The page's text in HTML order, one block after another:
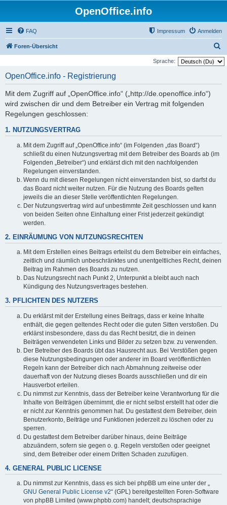
OpenOffice.info
FAQ Anmelden
Impressum
Foren-Übersicht
u
Sprache:
OpenOffice.info - Registrierung
Mit dem Zugriff auf „OpenOffice.info“ („http://de.openoffice.info“)
wird zwischen dir und dem Betreiber ein Vertrag mit folgenden
Regelungen geschlossen:
1. NUTZUNGSVERTRAG
Mit dem Zugriff auf „OpenOffice.info“ (im Folgenden „das Board“)
schließt du einen Nutzungsvertrag mit dem Betreiber des Boards ab (im
Folgenden „Betreiber“) und erklärst dich mit den nachfolgenden
Regelungen einverstanden.
Wenn du mit diesen Regelungen nicht einverstanden bist, so darfst du
das Board nicht weiter nutzen. Für die Nutzung des Boards gelten
jeweils die an dieser Stelle veröffentlichten Regelungen.
Der Nutzungsvertrag wird auf unbestimmte Zeit geschlossen und kann
von beiden Seiten ohne Einhaltung einer Frist jederzeit gekündigt
werden.
2. EINRÄUMUNG VON NUTZUNGSRECHTEN
Mit dem Erstellen eines Beitrags erteilst du dem Betreiber ein einfaches,
zeitlich und räumlich unbeschränktes und unentgeltliches Recht, deinen
Beitrag im Rahmen des Boards zu nutzen.
Das Nutzungsrecht nach Punkt 2, Unterpunkt a bleibt auch nach
Kündigung des Nutzungsvertrages bestehen.
3. PFLICHTEN DES NUTZERS
Du erklärst mit der Erstellung eines Beitrags, dass er keine Inhalte
enthält, die gegen geltendes Recht oder die guten Sitten verstoßen. Du
erklärst insbesondere, dass du das Recht besitzt, die in deinen
Beiträgen verwendeten Links und Bilder zu setzen bzw. zu verwenden.
Der Betreiber des Boards übt das Hausrecht aus. Bei Verstößen gegen
diese Nutzungsbedingungen oder anderer im Board veröffentlichten
Regeln kann der Betreiber dich nach Abmahnung zeitweise oder
dauerhaft von der Nutzung dieses Boards ausschließen und dir ein
Hausverbot erteilen.
Du nimmst zur Kenntnis, dass der Betreiber keine Verantwortung für die
Inhalte von Beiträgen übernimmt, die er nicht selbst erstellt hat oder die
er nicht zur Kenntnis genommen hat. Du gestattest dem Betreiber, dein
Benutzerkonto, Beiträge und Funktionen jederzeit zu löschen oder zu
sperren.
Du gestattest dem Betreiber darüber hinaus, deine Beiträge
abzuändern, sofern sie gegen o. g. Regeln verstoßen oder geeignet
sind, dem Betreiber oder einem Dritten Schaden zuzufügen.
4. GENERAL PUBLIC LICENSE
Du nimmst zur Kenntnis, dass es sich bei phpBB um eine unter der „
GNU General Public License v2“ (GPL) bereitgestellten Foren-Software
von phpBB Limited (www.phpbb.com) handelt; deutschsprachige